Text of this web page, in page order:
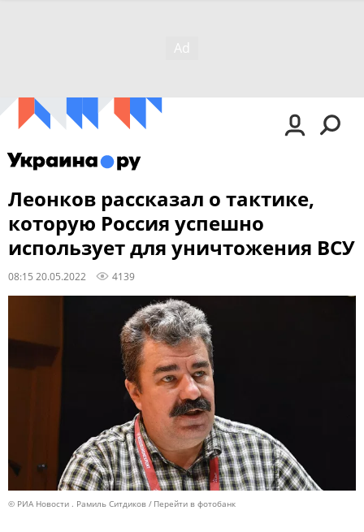
Леонков рассказал о тактике,
которую Россия успешно
использует для уничтожения ВСУ
08:15 20.05.2022 4139
© РИА Новости . Рамиль Ситдиков Перейти в фотобанк